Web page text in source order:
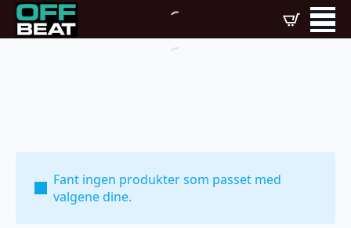
Fant ingen produkter som passet med
valgene dine.